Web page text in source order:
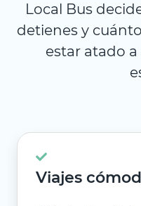
Local Bus
detienes y
estar atado
Viajes